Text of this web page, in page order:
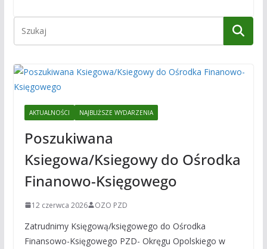
AKTUALNOŚCI NAJBLIŻSZE WYDARZENIA
Poszukiwana
Ksiegowa/Ksiegowy do Ośrodka
Finanowo-Księgowego
12 czerwca 2026 OZO PZD
Zatrudnimy Księgową/księgowego do Ośrodka
Finansowo-Księgowego PZD- Okręgu Opolskiego w